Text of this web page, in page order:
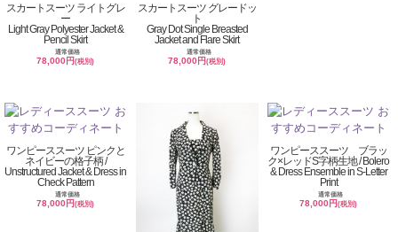
スカートスーツ ライトグレ
ー
Light Gray Polyester Jacket &
Pencil Skirt
通常価格
78,000円(税別)
スカートスーツ グレードッ
ト
Gray Dot Single Breasted
Jacket and Flare Skirt
通常価格
78,000円(税別)
ワンピーススーツ ピンクと
ネイビーの格子柄 /
Unstructured Jacket & Dress in
Check Pattern
通常価格
78,000円(税別)
ワンピーススーツ ブラッ
ク×レッドS字柄生地 / Bolero
& Dress Ensemble in S-Letter
Print
通常価格
78,000円(税別)